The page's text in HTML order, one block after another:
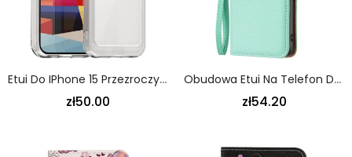
Etui Do IPhone 15 Przezroczyste Silikonowe Krawędzie
zł50.00
Obudowa Etui Na Telefon Do IPhone 15 Z Łańcuch Liczi Strip
zł54.20